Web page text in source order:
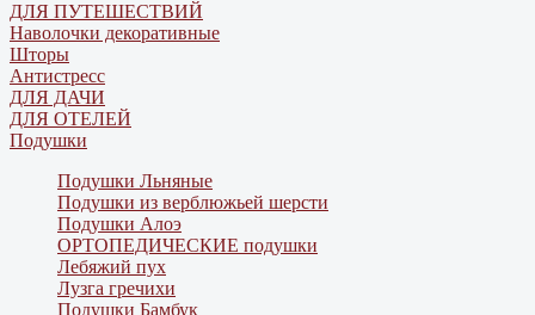
ДЛЯ ПУТЕШЕСТВИЙ
Наволочки декоративные
Шторы
Антистресс
ДЛЯ ДАЧИ
ДЛЯ ОТЕЛЕЙ
Подушки
Подушки Льняные
Подушки из верблюжьей шерсти
Подушки Алоэ
ОРТОПЕДИЧЕСКИЕ подушки
Лебяжий пух
Лузга гречихи
Подушки Бамбук